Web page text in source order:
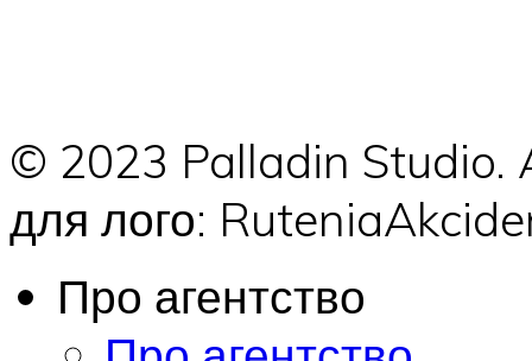
© 2023 Palladin
для лого:
Про агентство